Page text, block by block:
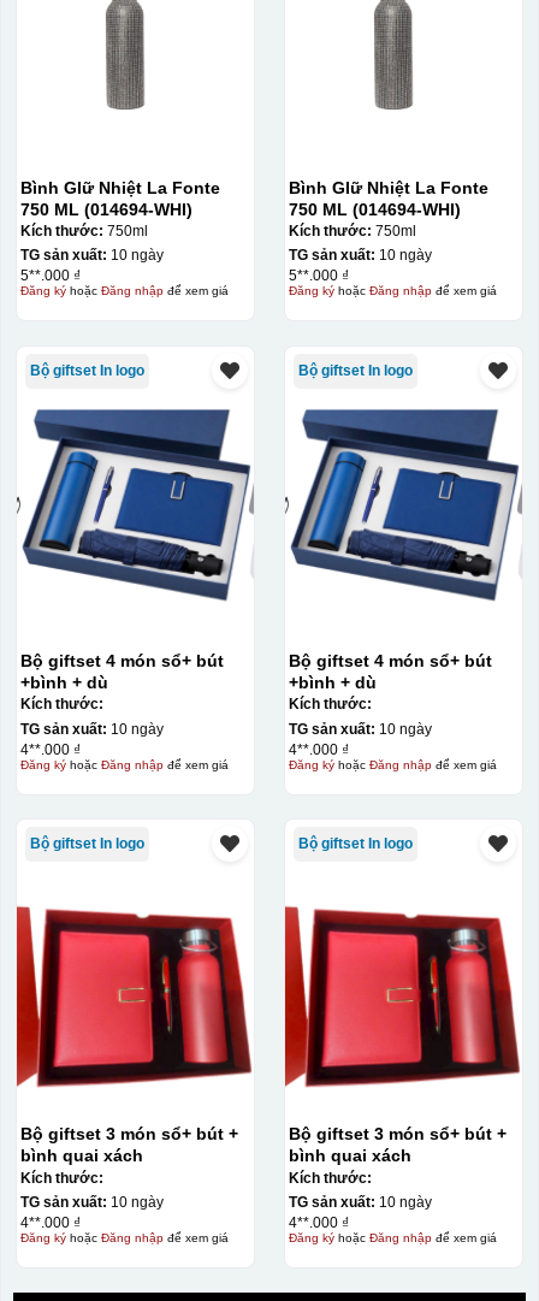
Bình GIữ Nhiệt La Fonte
750 ML (014694-WHI)
Kích thước: 750ml
TG sản xuất: 10 ngày
5**.000 ₫
Đăng kýhoặc Đăng nhậpđể xem giá
Bình GIữ Nhiệt La Fonte
750 ML (014694-WHI)
Kích thước: 750ml
TG sản xuất: 10 ngày
5**.000 ₫
Đăng kýhoặc Đăng nhậpđể xem giá
Bộ giftset In logo
Bộ giftset 4 món sổ+ bút
+bình + dù
Kích thước:
TG sản xuất: 10 ngày
4**.000 ₫
Đăng kýhoặc Đăng nhậpđể xem giá
Bộ giftset In logo
Bộ giftset 4 món sổ+ bút
+bình + dù
Kích thước:
TG sản xuất: 10 ngày
4**.000 ₫
Đăng kýhoặc Đăng nhậpđể xem giá
Bộ giftset In logo
Bộ giftset 3 món sổ+ bút +
bình quai xách
Kích thước:
TG sản xuất: 10 ngày
4**.000 ₫
Đăng kýhoặc Đăng nhậpđể xem giá
Bộ giftset In logo
Bộ giftset 3 món sổ+ bút +
bình quai xách
Kích thước:
TG sản xuất: 10 ngày
4**.000 ₫
Đăng kýhoặc Đăng nhậpđể xem giá